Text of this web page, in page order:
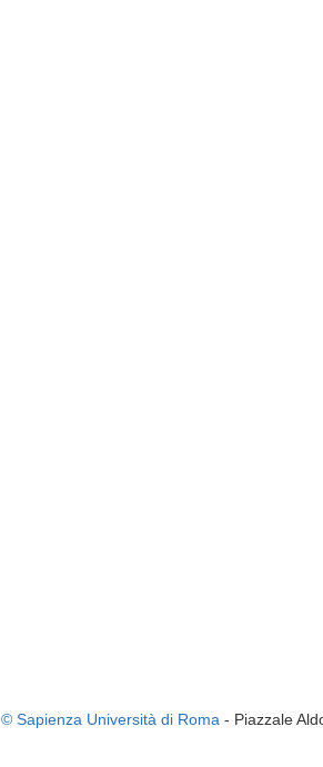
© Sapienza Università di Roma - Piazzale